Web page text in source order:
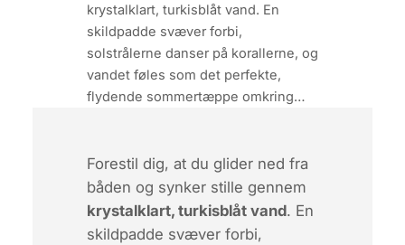
krystalklart, turkisblåt vand. En
skildpadde svæver forbi,
solstrålerne danser på korallerne, og
vandet føles som det perfekte,
flydende sommertæppe omkring…
Forestil dig, at du glider ned fra
båden og synker stille gennem
krystalklart, turkisblåt vand. En
skildpadde svæver forbi,